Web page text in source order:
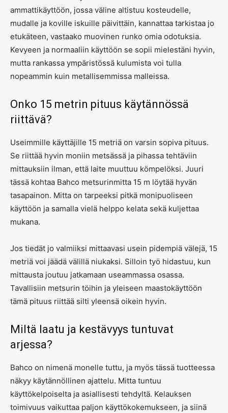
ammattikäyttöön, jossa väline altistuu kosteudelle,
mudalle ja koville iskuille päivittäin, kannattaa tarkistaa jo
etukäteen, vastaako muovinen runko omia odotuksia.
Kevyeen ja normaaliin käyttöön se sopii mielestäni hyvin,
mutta rankassa ympäristössä kulumista voi tulla
nopeammin kuin metallisemmissa malleissa.
Onko 15 metrin pituus käytännössä
riittävä?
Useimmille käyttäjille 15 metriä on varsin sopiva pituus.
Se riittää hyvin moniin metsässä ja pihassa tehtäviin
mittauksiin ilman, että laite muuttuu kömpelöksi. Juuri
tässä kohtaa Bahco metsurinmitta 15 m löytää hyvän
tasapainon. Mitta on tarpeeksi pitkä monipuoliseen
käyttöön ja samalla vielä helppo kelata sekä kuljettaa
mukana.
Jos tiedät jo valmiiksi mittaavasi usein pidempiä välejä, 15
metriä voi jäädä välillä niukaksi. Silloin työ hidastuu, kun
mittausta joutuu jatkamaan useammassa osassa.
Tavallisiin metsurin töihin ja yleiseen maastokäyttöön
tämä pituus riittää silti yleensä oikein hyvin.
Miltä laatu ja kestävyys tuntuvat
arjessa?
Bahco on nimenä monelle tuttu, ja myös tässä tuotteessa
näkyy käytännöllinen ajattelu. Mitta tuntuu
käyttökelpoiselta ja asiallisesti tehdyltä. Kelauksen
toimivuus vaikuttaa paljon käyttökokemukseen, ja siinä